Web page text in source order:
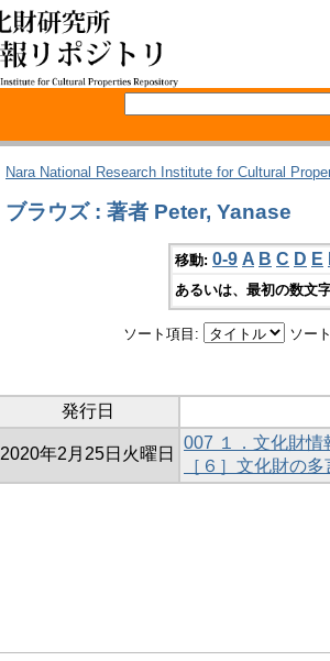
Nara National Research Institute for Cultural
ブラウズ : 著者 Peter, Yanase
移動: 0-9 A B C D E
あるいは、最初の数文
ソート項目: ソー
発行日
2020年2月25日火曜日
007 １．文化財情
［６］文化財の